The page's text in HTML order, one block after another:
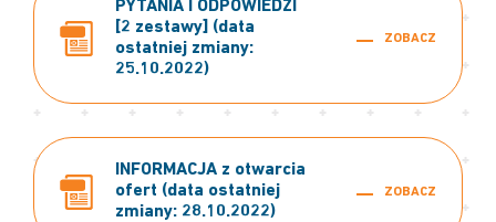
PYTANIA I ODPOWIEDZI
[2 zestawy] (data
ostatniej zmiany:
25.10.2022)
ZOBACZ
INFORMACJA z otwarcia
ofert (data ostatniej
zmiany: 28.10.2022)
ZOBACZ